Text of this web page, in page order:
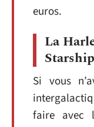
euros.
La
Starship
Si vous
faire avec